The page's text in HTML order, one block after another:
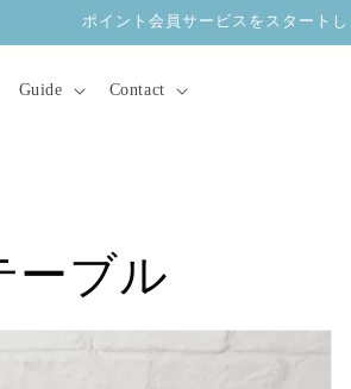
ポイント会員サービスをスタートし
Guide Contact
ーブル